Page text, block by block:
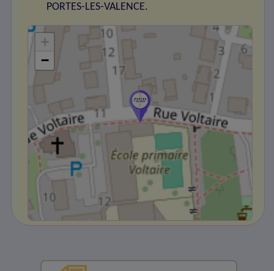
PORTES-LES-VALENCE.
+
−